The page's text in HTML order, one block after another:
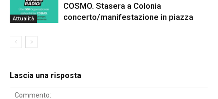
Attualità
COSMO. Stasera a Colonia
concerto/manifestazione in piazza
Lascia una risposta